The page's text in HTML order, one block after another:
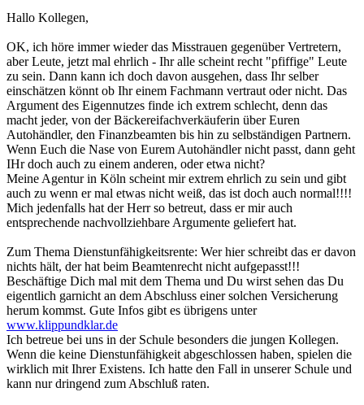
Hallo Kollegen,
OK, ich höre immer wieder das Misstrauen gegenüber Vertretern,
aber Leute, jetzt mal ehrlich - Ihr alle scheint recht "pfiffige" Leute
zu sein. Dann kann ich doch davon ausgehen, dass Ihr selber
einschätzen könnt ob Ihr einem Fachmann vertraut oder nicht. Das
Argument des Eigennutzes finde ich extrem schlecht, denn das
macht jeder, von der Bäckereifachverkäuferin über Euren
Autohändler, den Finanzbeamten bis hin zu selbständigen Partnern.
Wenn Euch die Nase von Eurem Autohändler nicht passt, dann geht
IHr doch auch zu einem anderen, oder etwa nicht?
Meine Agentur in Köln scheint mir extrem ehrlich zu sein und gibt
auch zu wenn er mal etwas nicht weiß, das ist doch auch normal!!!!
Mich jedenfalls hat der Herr so betreut, dass er mir auch
entsprechende nachvollziehbare Argumente geliefert hat.
Zum Thema Dienstunfähigkeitsrente: Wer hier schreibt das er davon
nichts hält, der hat beim Beamtenrecht nicht aufgepasst!!!
Beschäftige Dich mal mit dem Thema und Du wirst sehen das Du
eigentlich garnicht an dem Abschluss einer solchen Versicherung
herum kommst. Gute Infos gibt es übrigens unter
www.klippundklar.de
Ich betreue bei uns in der Schule besonders die jungen Kollegen.
Wenn die keine Dienstunfähigkeit abgeschlossen haben, spielen die
wirklich mit Ihrer Existens. Ich hatte den Fall in unserer Schule und
kann nur dringend zum Abschluß raten.